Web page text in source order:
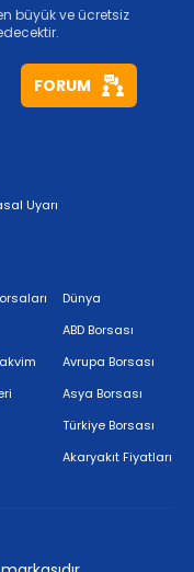
büyük ve ücretsiz
FORUM
Uyarı
Dünya
ABD Borsası
Avrupa Borsası
Asya Borsası
Türkiye Borsası
Akaryakıt Fiyatları